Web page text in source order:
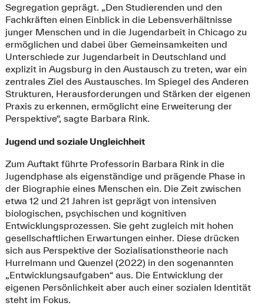
Segregation geprägt. „Den Studierenden und den
Fachkräften einen Einblick in die Lebensverhältnisse
junger Menschen und in die Jugendarbeit in Chicago zu
ermöglichen und dabei über Gemeinsamkeiten und
Unterschiede zur Jugendarbeit in Deutschland und
explizit in Augsburg in den Austausch zu treten, war ein
zentrales Ziel des Austausches. Im Spiegel des Anderen
Strukturen, Herausforderungen und Stärken der eigenen
Praxis zu erkennen, ermöglicht eine Erweiterung der
Perspektive“, sagte Barbara Rink.
Jugend und soziale Ungleichheit
Zum Auftakt führte Professorin Barbara Rink in die
Jugendphase als eigenständige und prägende Phase in
der Biographie eines Menschen ein. Die Zeit zwischen
etwa 12 und 21 Jahren ist geprägt von intensiven
biologischen, psychischen und kognitiven
Entwicklungsprozessen. Sie geht zugleich mit hohen
gesellschaftlichen Erwartungen einher. Diese drücken
sich aus Perspektive der Sozialisationstheorie nach
Hurrelmann und Quenzel (2022) in den sogenannten
„Entwicklungsaufgaben“ aus. Die Entwicklung der
eigenen Persönlichkeit aber auch einer sozialen Identität
steht im Fokus.